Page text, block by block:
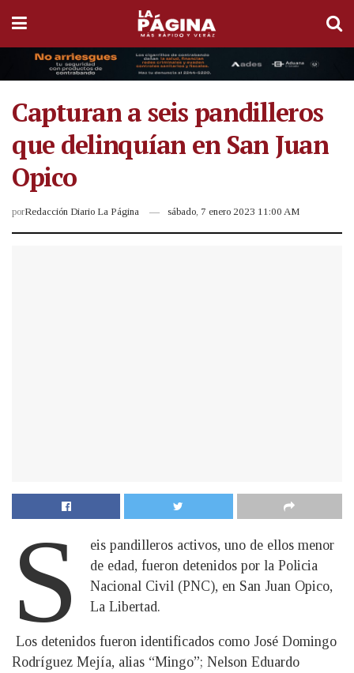
Capturan a seis pandilleros
que delinquían en San Juan
Opico
porRedacción Diario La Página sábado, 7 enero 2023 11:00 AM
S
eis pandilleros activos, uno de ellos menor
de edad, fueron detenidos por la Policia
Nacional Civil (PNC), en San Juan Opico,
La Libertad.
Los detenidos fueron identificados como José Domingo
Rodríguez Mejía, alias “Mingo”; Nelson Eduardo